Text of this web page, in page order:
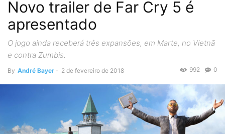
Novo trailer de Far Cry 5 é
apresentado
O jogo ainda receberá três expansões, em Marte, no Vietnã
e contra Zumbis.
By André Bayer - 2 de fevereiro de 2018 0
992